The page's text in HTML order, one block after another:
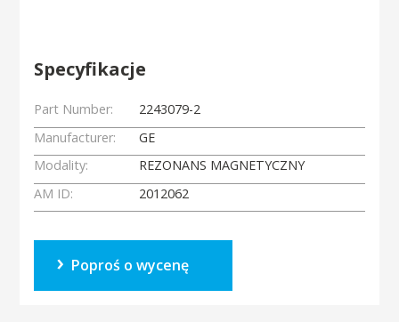
Specyfikacje
Part Number:
2243079-2
Manufacturer:
GE
Modality:
REZONANS MAGNETYCZNY
AM ID:
2012062
Poproś o wycenę